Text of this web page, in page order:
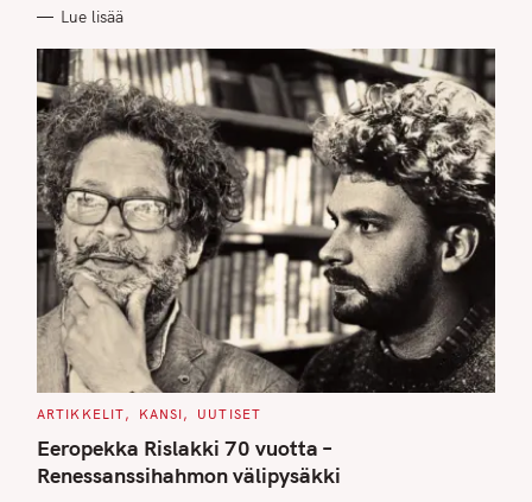
S
Lue lisää
C
T
E
G
O
ARTIKKELIT KANSI UUTISET
Eeropekka Rislakki 70 vuotta –
Renessanssihahmon välipysäkki